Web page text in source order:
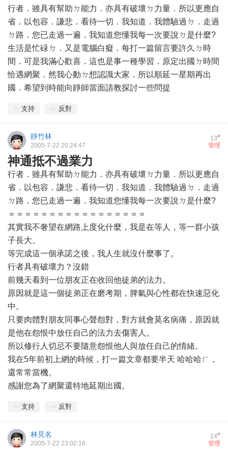
行者．雖具有幫助ㄉ能力．亦具有破壞ㄉ力量．所以更應自
省．以包容．謙悲．看待一切．我知道．我體驗過ㄉ．走過
ㄉ路．您已走過一遍．我知道您懂我每一次要說ㄉ是什麼?
生活是忙碌ㄉ．又是電腦白癡．每打一篇留言要許久ㄉ時
間．可是我滿心歡喜．這也是事一種學習．原定出國ㄉ時間
恰遇網聚．然我心動ㄉ想認識大家．所以順延一星期再出
國．希望到時能向靜師當面請教探討一些問提
支持 反對
13#
靜竹林
管理
2005-7-22 20:24:47
神通抵不過業力
行者．雖具有幫助ㄉ能力．亦具有破壞ㄉ力量．所以更應自
省．以包容．謙悲．看待一切．我知道．我體驗過ㄉ．走過
ㄉ路．您已走過一遍．我知道您懂我每一次要說ㄉ是什麼?
＝＝＝＝＝＝＝＝＝＝＝＝＝＝＝＝＝
其實我不奢望在網路上度化什麼，我是在等人，等一群小孩
子長大。
等完成這一個承諾之後，我人生就沒什麼事了。
行者具有破壞力？沒錯
前幾天看到一位朋友正在收回他徒弟的法力。
原因就是這一個徒弟正在磨考期，脾氣與心性都在快速惡化
中。
只要肉體對朋友同事心聲怨對，對方就會莫名病痛，原因就
是他在怨恨中放任自己的法力去傷害人。
所以修行人切忌不要隨意怨恨他人與放任自己的情緒。
我在5年前初上網的時候，打一篇文章都要半天 哈哈哈ㄏ，
還常常當機。
感謝您為了網聚還特地延期出國。
支持 反對
14#
林見名
管理
2005-7-22 23:02:16